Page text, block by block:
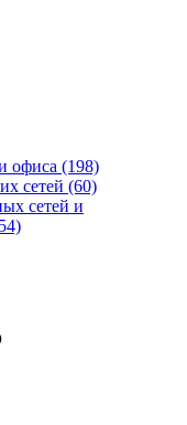
офиса (198)
сетей (60)
сетей и